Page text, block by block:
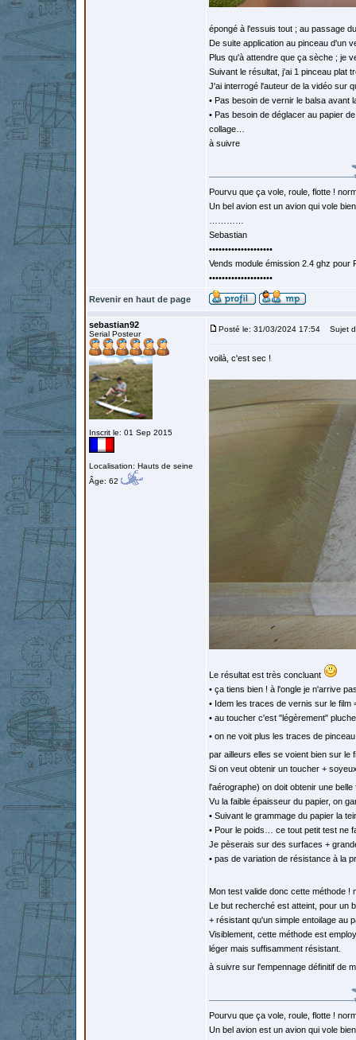
épongé à l'essuis tout ; au passage
De suite application au pinceau d'un
Plus qu'à attendre que ça sèche ; je
Suivant le résultat, j'ai 1 pinceau plat
J'ai interrogé l'auteur de la vidéo sur
• Pas besoin de vernir le balsa avant
• Pas besoin de déglacer au papier
collage…
à suivre
Pourvu que ça vole, roule, flotte !
Un bel avion est un avion qui vole
Sebastian
••••••••••••••••••••
Vends module émission 2.4 ghz
••••••••••••••••••••
Revenir en haut de page
sebastian92
Serial Posteur
Inscrit le: 01 Sep 2015
Localisation: Hauts de seine
Âge: 62
Posté le: 31/03/2024 17:54 Sujet
voilà, c'est sec !
Le résultat est très concluant
• ça tiens bien ! à l'ongle je n'arrive
• Idem les traces de vernis sur le
• au toucher c'est "légèrement"
• on ne voit plus les traces de
par ailleurs elles se voient bien sur le
Si on veut obtenir un toucher +
l'aérographe) on doit obtenir une
Vu la faible épaisseur du papier, on
• Suivant le grammage du papier la
• Pour le poids… ce tout petit test ne
Je pèserais sur des surfaces +
• pas de variation de résistance à la
Mon test valide donc cette méthode
Le but recherché est atteint, pour un
+ résistant qu'un simple entoilage au
Visiblement, cette méthode est
léger mais suffisamment résistant.
à suivre sur l'empennage définitif de
Pourvu que ça vole, roule, flotte !
Un bel avion est un avion qui vole